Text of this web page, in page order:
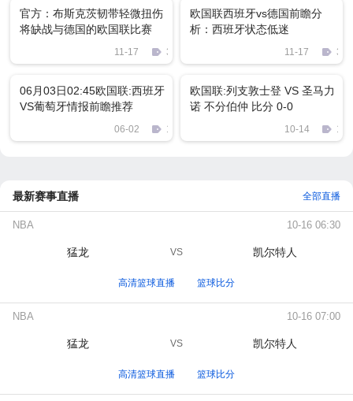
官方：布斯克茨韧带轻微扭伤
将缺战与德国的欧国联比赛
11-17 318
欧国联西班牙vs德国前瞻分
析：西班牙状态低迷
11-17 314
06月03日02:45欧国联:西班牙
VS葡萄牙情报前瞻推荐
06-02 1242
欧国联:列支敦士登 VS 圣马力
诺 不分伯仲 比分 0-0
10-14
最新赛事直播 全部直播
NBA 10-16 06:30
猛龙 VS 凯尔特人
高清篮球直播 篮球比分
NBA 10-16 07:00
猛龙 VS 凯尔特人
高清篮球直播 篮球比分